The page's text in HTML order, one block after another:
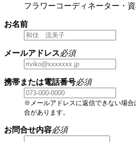
フラワーコーディネーター・
お名前
メールアドレス必須
携帯または電話番号必須
※メールアドレスに返信できない場
合があります。
お問合せ内容必須